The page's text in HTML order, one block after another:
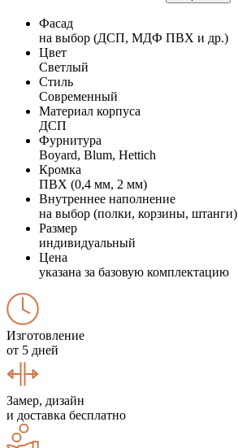
Фасад
на выбор (ДСП, МДФ ПВХ и др.)
Цвет
Светлый
Стиль
Современный
Материал корпуса
ДСП
Фурнитура
Boyard, Blum, Hettich
Кромка
ПВХ (0,4 мм, 2 мм)
Внутреннее наполнение
на выбор (полки, корзины, штанги)
Размер
индивидуальный
Цена
указана за базовую комплектацию
Изготовление
от 5 дней
Замер, дизайн
и доставка бесплатно